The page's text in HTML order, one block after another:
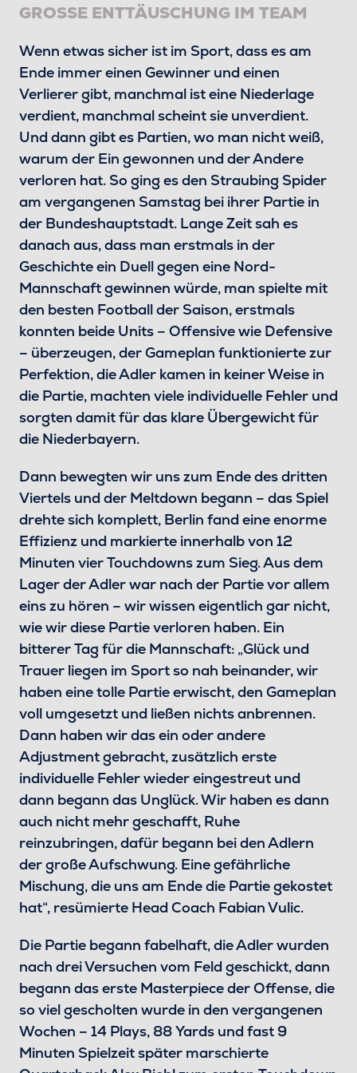
GROSSE ENTTÄUSCHUNG IM TEAM
Wenn etwas sicher ist im Sport, dass es am
Ende immer einen Gewinner und einen
Verlierer gibt, manchmal ist eine Niederlage
verdient, manchmal scheint sie unverdient.
Und dann gibt es Partien, wo man nicht weiß,
warum der Ein gewonnen und der Andere
verloren hat. So ging es den Straubing Spider
am vergangenen Samstag bei ihrer Partie in
der Bundeshauptstadt. Lange Zeit sah es
danach aus, dass man erstmals in der
Geschichte ein Duell gegen eine Nord-
Mannschaft gewinnen würde, man spielte mit
den besten Football der Saison, erstmals
konnten beide Units – Offensive wie Defensive
– überzeugen, der Gameplan funktionierte zur
Perfektion, die Adler kamen in keiner Weise in
die Partie, machten viele individuelle Fehler und
sorgten damit für das klare Übergewicht für
die Niederbayern.
Dann bewegten wir uns zum Ende des dritten
Viertels und der Meltdown begann – das Spiel
drehte sich komplett, Berlin fand eine enorme
Effizienz und markierte innerhalb von 12
Minuten vier Touchdowns zum Sieg. Aus dem
Lager der Adler war nach der Partie vor allem
eins zu hören – wir wissen eigentlich gar nicht,
wie wir diese Partie verloren haben. Ein
bitterer Tag für die Mannschaft: „Glück und
Trauer liegen im Sport so nah beinander, wir
haben eine tolle Partie erwischt, den Gameplan
voll umgesetzt und ließen nichts anbrennen.
Dann haben wir das ein oder andere
Adjustment gebracht, zusätzlich erste
individuelle Fehler wieder eingestreut und
dann begann das Unglück. Wir haben es dann
auch nicht mehr geschafft, Ruhe
reinzubringen, dafür begann bei den Adlern
der große Aufschwung. Eine gefährliche
Mischung, die uns am Ende die Partie gekostet
hat“, resümierte Head Coach Fabian Vulic.
Die Partie begann fabelhaft, die Adler wurden
nach drei Versuchen vom Feld geschickt, dann
begann das erste Masterpiece der Offense, die
so viel gescholten wurde in den vergangenen
Wochen – 14 Plays, 88 Yards und fast 9
Minuten Spielzeit später marschierte